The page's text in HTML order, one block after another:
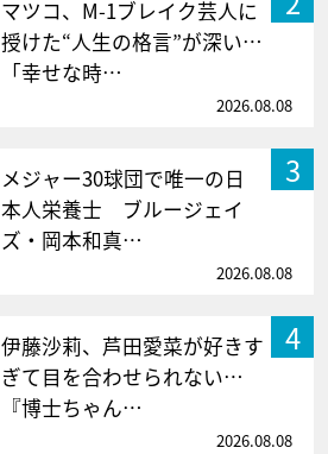
マツコ、M-1ブレイク芸人に
授けた“人生の格言”が深い…
「幸せな時…
2026.08.08
3
メジャー30球団で唯一の日
本人栄養士 ブルージェイ
ズ・岡本和真…
2026.08.08
4
伊藤沙莉、芦田愛菜が好きす
ぎて目を合わせられない…
『博士ちゃん…
2026.08.08